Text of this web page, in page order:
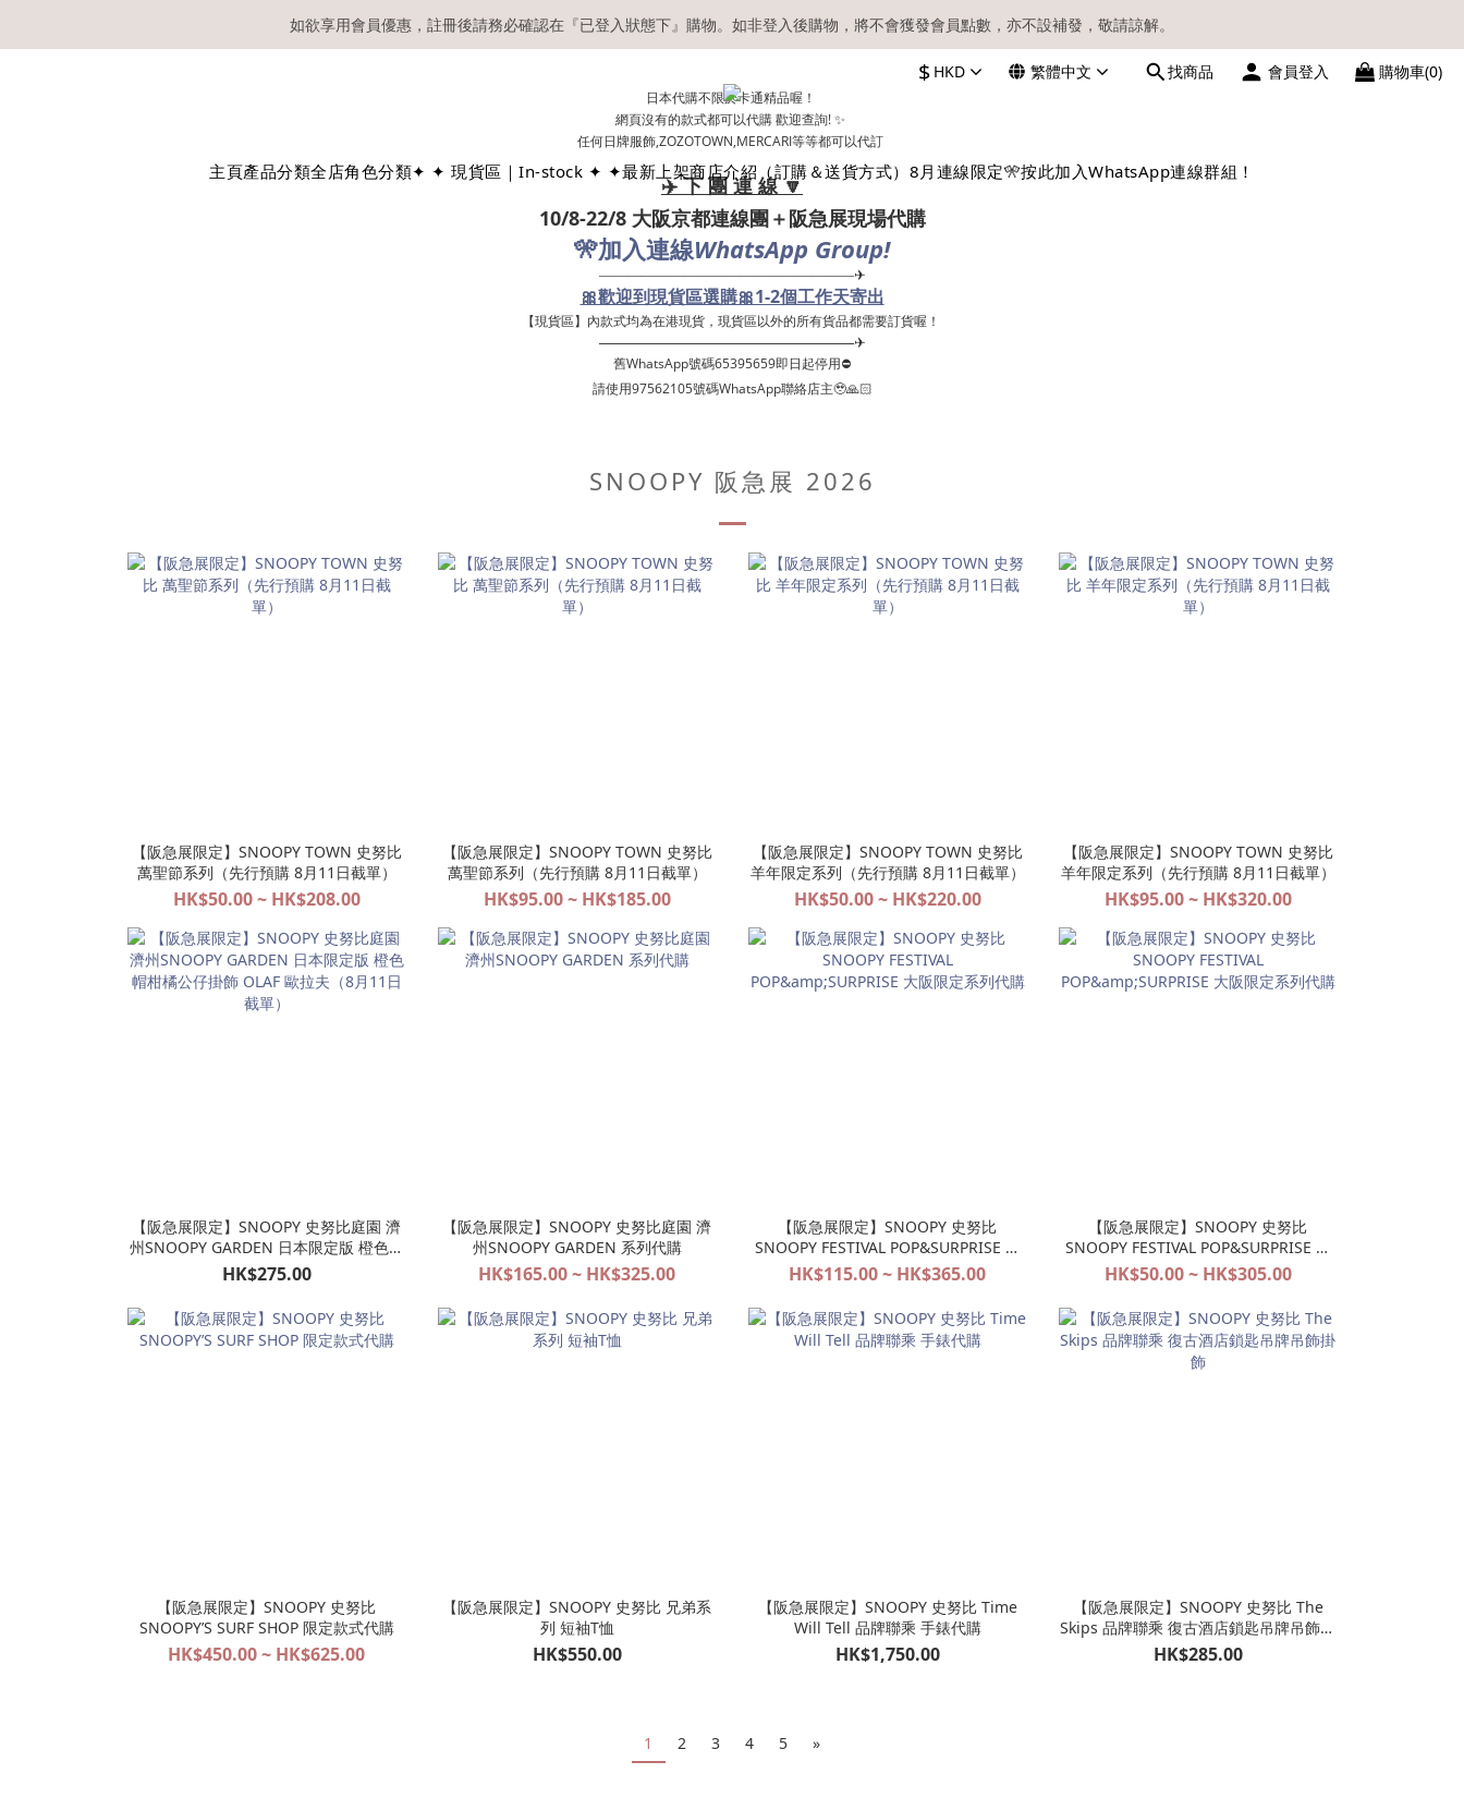
【現貨區】內款式均為在港現貨，現貨區以外的所有貨品都需要訂貨喔！
如欲享用會員優惠，註冊後請務必確認在『已登入狀態下』購物。如非登入後購物，將不會獲發會員點數，亦不設補發，敬請諒解。
溫馨提示：所有順豐快遞／本地及國際郵遞寄出後，本店只會以電郵通知出貨，下單後敬請留意電郵信箱。
【現貨區】內款式均為在港現貨，現貨區以外的所有貨品都需要訂貨喔！
$ HKD 繁體中文 找商品 會員登入 購物車(0)
主頁產品分類全店角色分類✦ ✦ 現貨區｜In-stock ✦ ✦最新上架商店介紹（訂購＆送貨方式） 8月連線限定🎌按此加入WhatsApp連線群組！
日本代購不限於卡通精品喔！
網頁沒有的款式都可以代購 歡迎查詢! ✨
任何日牌服飾,ZOZOTOWN,MERCARI等等都可以代訂
✈️ 下 團 連 線 🔽
10/8-22/8 大阪京都連線團＋阪急展現場代購
🎌加入連線WhatsApp Group!
——————————————————✈
🎀歡迎到現貨區選購🎀1-2個工作天寄出
【現貨區】內款式均為在港現貨，現貨區以外的所有貨品都需要訂貨喔！ ​
——————————————————✈
舊WhatsApp號碼65395659即日起停用⛔️
請使用97562105號碼WhatsApp聯絡店主🥹🙏🏻
SNOOPY 阪急展 2026
【阪急展限定】SNOOPY TOWN 史努比
萬聖節系列（先行預購 8月11日截單）
HK$50.00 ~ HK$208.00
【阪急展限定】SNOOPY TOWN 史努比
萬聖節系列（先行預購 8月11日截單）
HK$95.00 ~ HK$185.00
【阪急展限定】SNOOPY TOWN 史努比
羊年限定系列（先行預購 8月11日截單）
HK$50.00 ~ HK$220.00
【阪急展限定】SNOOPY TOWN 史努比
羊年限定系列（先行預購 8月11日截單）
HK$95.00 ~ HK$320.00
【阪急展限定】SNOOPY 史努比庭園 濟
州SNOOPY GARDEN 日本限定版 橙色帽
柑橘公仔掛飾 OLAF 歐拉夫（8月11日截
單）
HK$275.00
【阪急展限定】SNOOPY 史努比庭園 濟
州SNOOPY GARDEN 系列代購
HK$165.00 ~ HK$325.00
【阪急展限定】SNOOPY 史努比
SNOOPY FESTIVAL POP&SURPRISE 大
阪限定系列代購
HK$115.00 ~ HK$365.00
【阪急展限定】SNOOPY 史努比
SNOOPY FESTIVAL POP&SURPRISE 大
阪限定系列代購
HK$50.00 ~ HK$305.00
【阪急展限定】SNOOPY 史努比
SNOOPY’S SURF SHOP 限定款式代購
HK$450.00 ~ HK$625.00
【阪急展限定】SNOOPY 史努比 兄弟系
列 短袖T恤
HK$550.00
【阪急展限定】SNOOPY 史努比 Time
Will Tell 品牌聯乘 手錶代購
HK$1,750.00
【阪急展限定】SNOOPY 史努比 The
Skips 品牌聯乘 復古酒店鎖匙吊牌吊飾掛
飾
HK$285.00
1 2 3 4 5 »